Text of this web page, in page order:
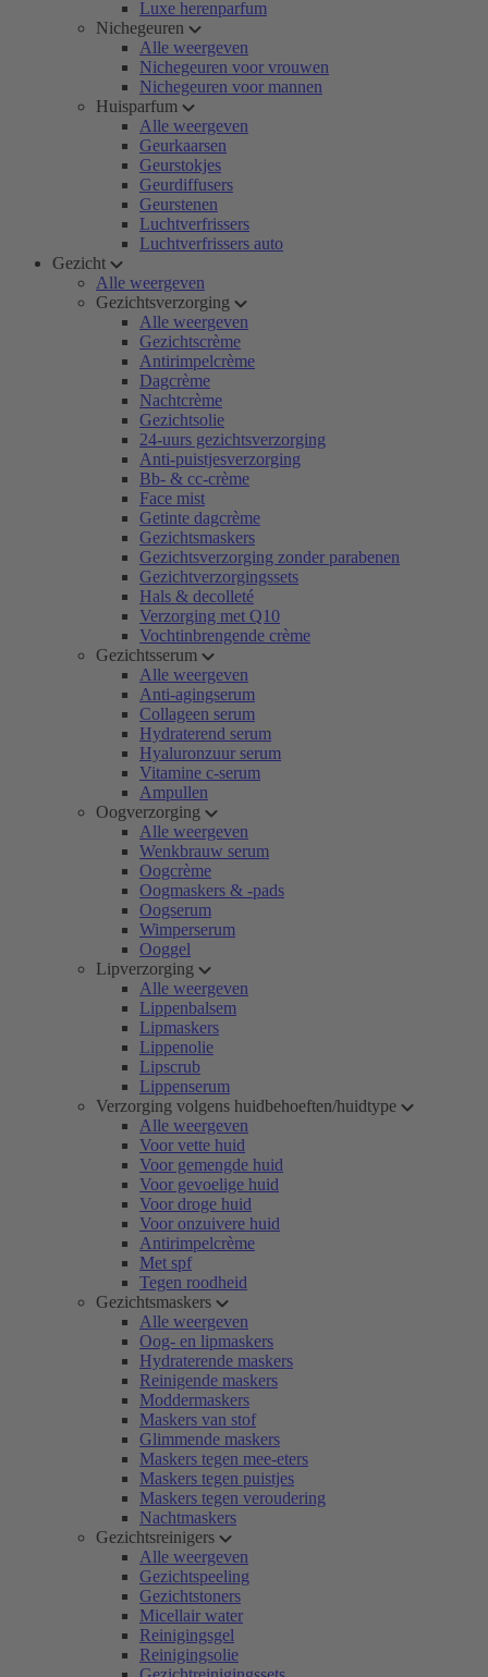
Luxe herenparfum
Nichegeuren
Alle weergeven
Nichegeuren voor vrouwen
Nichegeuren voor mannen
Huisparfum
Alle weergeven
Geurkaarsen
Geurstokjes
Geurdiffusers
Geurstenen
Luchtverfrissers
Luchtverfrissers auto
Gezicht
Alle weergeven
Gezichtsverzorging
Alle weergeven
Gezichtscrème
Antirimpelcrème
Dagcrème
Nachtcrème
Gezichtsolie
24-uurs gezichtsverzorging
Anti-puistjesverzorging
Bb- & cc-crème
Face mist
Getinte dagcrème
Gezichtsmaskers
Gezichtsverzorging zonder parabenen
Gezichtverzorgingssets
Hals & decolleté
Verzorging met Q10
Vochtinbrengende crème
Gezichtsserum
Alle weergeven
Anti-agingserum
Collageen serum
Hydraterend serum
Hyaluronzuur serum
Vitamine c-serum
Ampullen
Oogverzorging
Alle weergeven
Wenkbrauw serum
Oogcrème
Oogmaskers & -pads
Oogserum
Wimperserum
Ooggel
Lipverzorging
Alle weergeven
Lippenbalsem
Lipmaskers
Lippenolie
Lipscrub
Lippenserum
Verzorging volgens huidbehoeften/huidtype
Alle weergeven
Voor vette huid
Voor gemengde huid
Voor gevoelige huid
Voor droge huid
Voor onzuivere huid
Antirimpelcrème
Met spf
Tegen roodheid
Gezichtsmaskers
Alle weergeven
Oog- en lipmaskers
Hydraterende maskers
Reinigende maskers
Moddermaskers
Maskers van stof
Glimmende maskers
Maskers tegen mee-eters
Maskers tegen puistjes
Maskers tegen veroudering
Nachtmaskers
Gezichtsreinigers
Alle weergeven
Gezichtspeeling
Gezichtstoners
Micellair water
Reinigingsgel
Reinigingsolie